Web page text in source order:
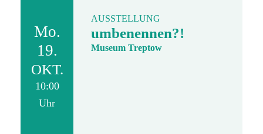
Mo.
19.
OKT.
10:00
Uhr
AUSSTELLUNG
umbenennen?!
Museum Treptow